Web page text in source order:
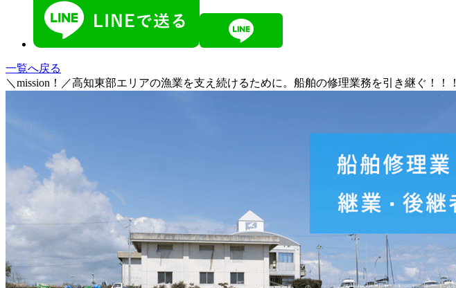
一覧へ戻る
＼mission！／高知東部エリアの漁業を支え続けるために。船舶の修理業務を引き継ぐ！！！